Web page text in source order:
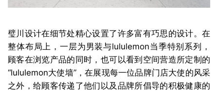
璧川设计在细节处精心设置了许多富有巧思的设计。在
整体布局上，一层为男装与lululemon当季特别系列，
顾客在浏览产品的同时，也可以看到空间营造所定制的
“lululemon大使墙”，在展现每一位品牌门店大使的风采
之外，给顾客传递了他们以及品牌所倡导的积极健康的